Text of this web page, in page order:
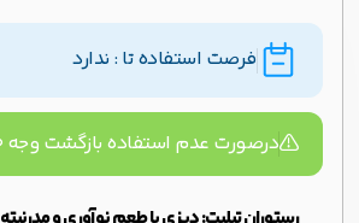
فرصت استفاده تا : ندارد
درصورت عدم استفاده بازگشت وجه ۱۰۰% تضمینه!